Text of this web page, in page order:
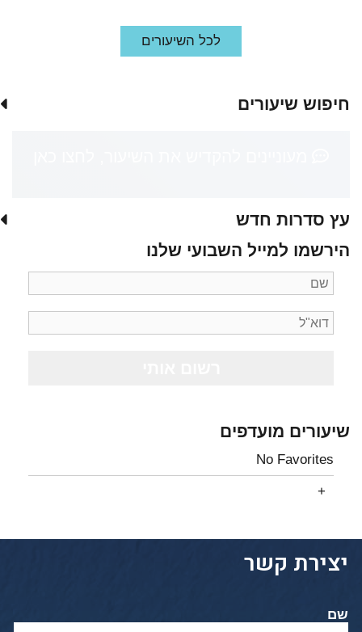
לכל השיעורים
חיפוש שיעורים
עץ סדרות חדש
הירשמו למייל השבועי שלנו
שיעורים מועדפים
No Favorites
יצירת קשר
שם